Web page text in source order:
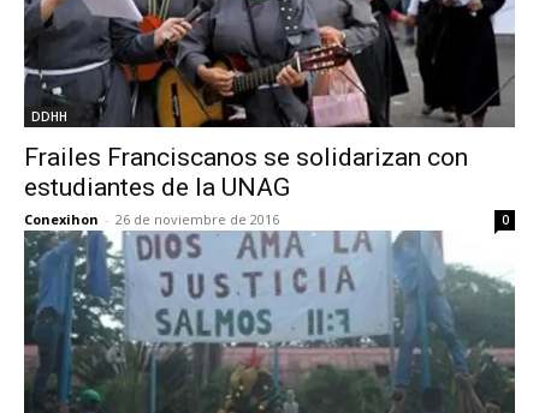
DDHH
Frailes Franciscanos se solidarizan con
estudiantes de la UNAG
Conexihon - 26 de noviembre de 2016 0